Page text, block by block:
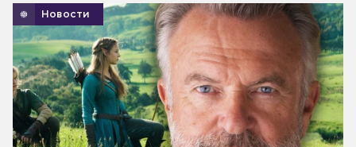
Новости